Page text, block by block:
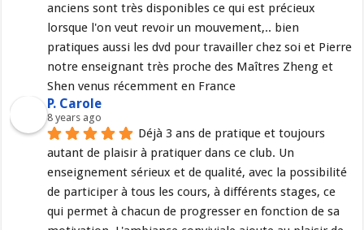
anciens sont très disponibles ce qui est précieux
lorsque l'on veut revoir un mouvement,.. bien
pratiques aussi les dvd pour travailler chez soi et Pierre
notre enseignant très proche des Maîtres Zheng et
Shen venus récemment en France
P. Carole
8 years ago
Déjà 3 ans de pratique et toujours
autant de plaisir à pratiquer dans ce club. Un
enseignement sérieux et de qualité, avec la possibilité
de participer à tous les cours, à différents stages, ce
qui permet à chacun de progresser en fonction de sa